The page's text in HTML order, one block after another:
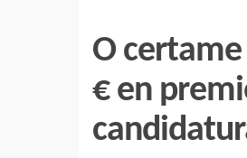
O certame
€ en